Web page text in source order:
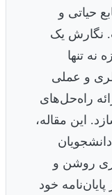
و
یک
عملی
مقاله،
و
خود